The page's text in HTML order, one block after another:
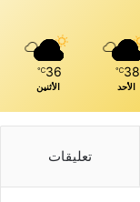
38
℃
الأحد
36
℃
الأثنين
تعليقات